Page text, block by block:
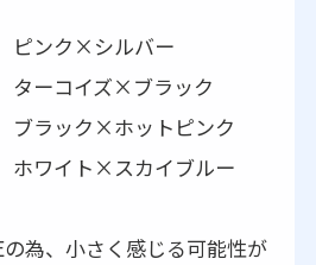
ンク×シルバー
ーコイズ×ブラック
ラック×ホットピンク
ワイト×スカイブルー
為、小さく感じる可能性が